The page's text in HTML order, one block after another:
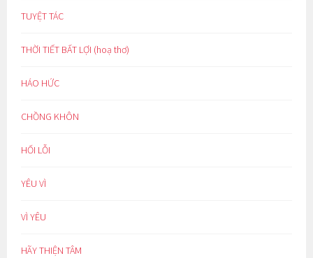
TUYỆT TÁC
THỜI TIẾT BẤT LỢI (hoạ thơ)
HÁO HỨC
CHỒNG KHÔN
HỐI LỖI
YÊU VÌ
VÌ YÊU
HÃY THIỆN TÂM